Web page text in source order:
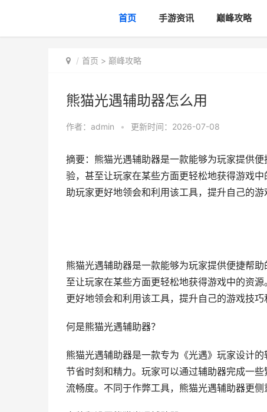
首页 手游资讯 巅峰攻略
首页 > 巅峰攻略
熊猫光遇辅助器怎么用
作者： admin • 更新时间：2026-07-08
摘要：熊猫光遇辅助器是一款能够为玩家提供
验，甚至让玩家在某些方面更轻松地获得游戏
助玩家更好地领会和利用该工具，提升自己的
熊猫光遇辅助器是一款能够为玩家提供便捷帮
至让玩家在某些方面更轻松地获得游戏中的资
更好地领会和利用该工具，提升自己的游戏技巧
何是熊猫光遇辅助器？
熊猫光遇辅助器是一款专为《光遇》玩家设计
节省时刻和精力。玩家可以通过辅助器完成一
流畅度。不同于作弊工具，熊猫光遇辅助器更